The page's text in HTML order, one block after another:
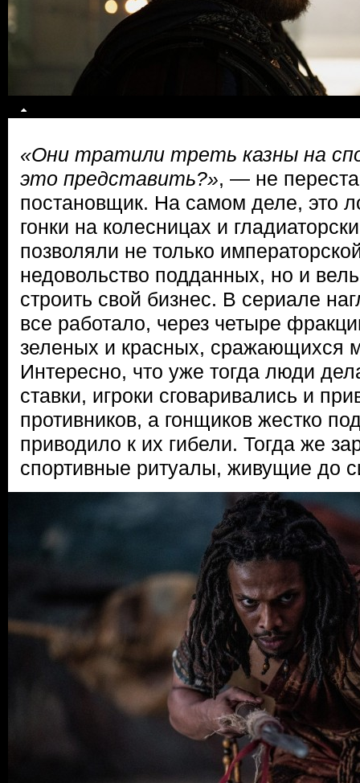
«Они тратили треть казны на
это представить?», — не
постановщик. На самом деле, это
гонки на колесницах и
позволяли не только
недовольство подданных, но и
строить свой бизнес. В сериале
все работало, через четыре
зеленых и красных, сражающихся
Интересно, что уже тогда люди
ставки, игроки сговаривались и
противников, а гонщиков жестко
приводило к их гибели. Тогда же
спортивные ритуалы, живущие до